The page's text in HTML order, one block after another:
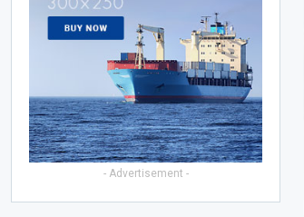
- Advertisement -